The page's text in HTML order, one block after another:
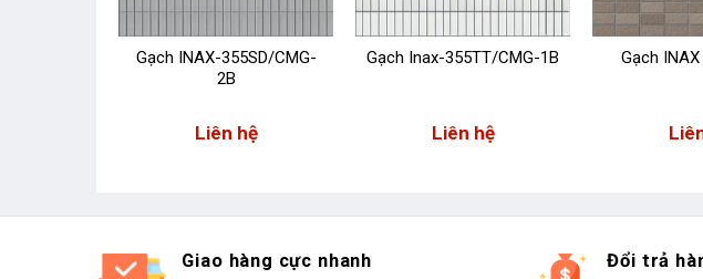
Gạch INAX-355SD/CMG-
2B
Liên hệ
Gạch Inax-355TT/CMG-1B
Liên hệ
Gạch
Giao hàng cực nhanh Đổi trả